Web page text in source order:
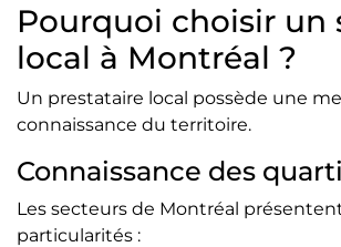
Pourquoi choisir un
local à Montréal ?
Un prestataire local possède une
connaissance du territoire.
Connaissance des
Les secteurs de Montréal
particularités :